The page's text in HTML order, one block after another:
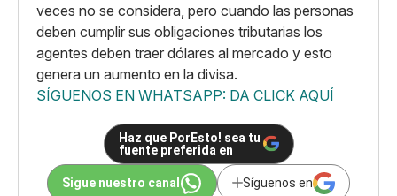
veces no se considera, pero cuando las personas
deben cumplir sus obligaciones tributarias los
agentes deben traer dólares al mercado y esto
genera un aumento en la divisa.
SÍGUENOS EN WHATSAPP: DA CLICK AQUÍ
Haz que PorEsto! sea tu
fuente preferida en
Sigue nuestro canal Síguenos en